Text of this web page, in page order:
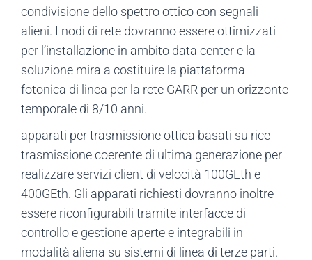
condivisione dello spettro ottico con segnali
alieni. I nodi di rete dovranno essere ottimizzati
per l’installazione in ambito data center e la
soluzione mira a costituire la piattaforma
fotonica di linea per la rete GARR per un orizzonte
temporale di 8/10 anni.
apparati per trasmissione ottica basati su rice-
trasmissione coerente di ultima generazione per
realizzare servizi client di velocità 100GEth e
400GEth. Gli apparati richiesti dovranno inoltre
essere riconfigurabili tramite interfacce di
controllo e gestione aperte e integrabili in
modalità aliena su sistemi di linea di terze parti.